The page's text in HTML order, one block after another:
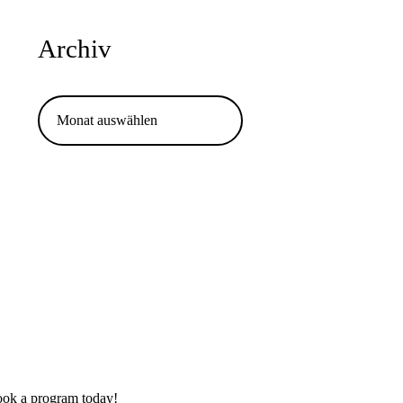
Archiv
Archiv
a program today!